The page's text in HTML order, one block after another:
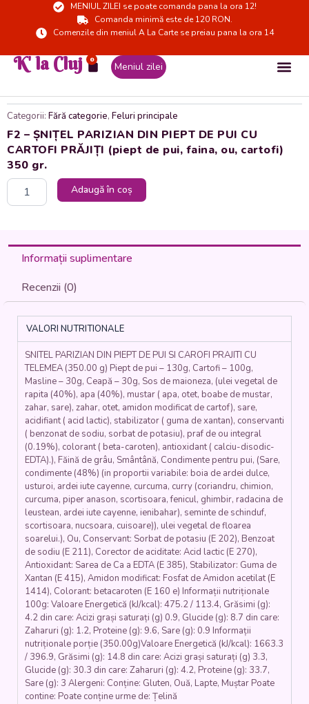
MENIUL ZILEI se poate comanda pana la ora 12!
Comanda minimă este de 120 RON.
Comenzile din meniul A La Carte se preiau pana la ora 14
K' la Cluj 0
Cart Meniul zilei
Categorii: Fără categorie, Feluri principale
F2 – ȘNIȚEL PARIZIAN DIN PIEPT DE PUI CU
CARTOFI PRĂJIȚI (piept de pui, faina, ou, cartofi)
350 gr.
Cantitate
DIN
CARTOFI
(piept
faina,
cartofi)
Adaugă în coș
Informații suplimentare
Recenzii (0)
VALORI NUTRITIONALE
SNITEL PARIZIAN DIN PIEPT DE PUI SI CAROFI PRAJITI CU
TELEMEA (350.00 g) Piept de pui – 130g, Cartofi – 100g,
Masline – 30g, Ceapă – 30g, Sos de maioneza, (ulei vegetal de
rapita (40%), apa (40%), mustar ( apa, otet, boabe de mustar,
zahar, sare), zahar, otet, amidon modificat de cartof), sare,
acidifiant ( acid lactic), stabilizator ( guma de xantan), conservanti
( benzonat de sodiu, sorbat de potasiu), praf de ou integral
(0.19%), colorant ( beta-caroten), antioxidant ( calciu-disodic-
EDTA).), Făină de grâu, Smântână, Condimente pentru pui, (Sare,
condimente (48%) (in proportii variabile: boia de ardei dulce,
usturoi, ardei iute cayenne, curcuma, curry (coriandru, chimion,
curcuma, piper anason, scortisoara, fenicul, ghimbir, radacina de
leustean, ardei iute cayenne, ienibahar), seminte de schinduf,
scortisoara, nucsoara, cuisoare)), ulei vegetal de floarea
soarelui.), Ou, Conservant: Sorbat de potasiu (E 202), Benzoat
de sodiu (E 211), Corector de aciditate: Acid lactic (E 270),
Antioxidant: Sarea de Ca a EDTA (E 385), Stabilizator: Guma de
Xantan (E 415), Amidon modificat: Fosfat de Amidon acetilat (E
1414), Colorant: betacaroten (E 160 e) Informații nutriționale
100g: Valoare Energetică (kJ/kcal): 475.2 / 113.4, Grăsimi (g):
4.2 din care: Acizi grași saturați (g) 0.9, Glucide (g): 8.7 din care:
Zaharuri (g): 1.2, Proteine (g): 9.6, Sare (g): 0.9 Informații
nutriționale porție (350.00g)Valoare Energetică (kJ/kcal): 1663.3
/ 396.9, Grăsimi (g): 14.8 din care: Acizi grași saturați (g) 3.3,
Glucide (g): 30.3 din care: Zaharuri (g): 4.2, Proteine (g): 33.7,
Sare (g): 3 Alergeni: Conține: Gluten, Ouă, Lapte, Muștar Poate
contine: Poate conține urme de: Țelină